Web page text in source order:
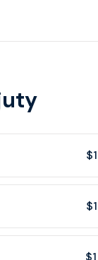
fén,
klimatizaci,
pohovku,